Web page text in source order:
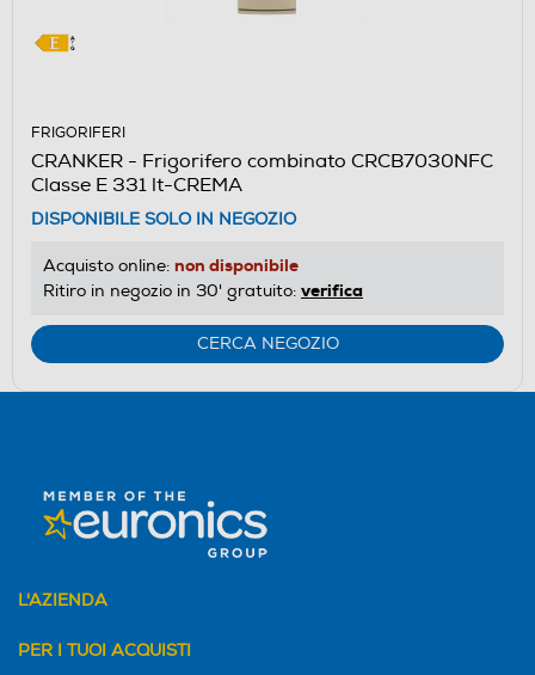
FRIGORIFERI
CRANKER - Frigorifero combinato CRCB7030NFC
Classe E 331 lt-CREMA
DISPONIBILE SOLO IN NEGOZIO
Acquisto online: non disponibile
Ritiro in negozio in 30' gratuito: verifica
CERCA NEGOZIO
L'AZIENDA
PER I TUOI ACQUISTI